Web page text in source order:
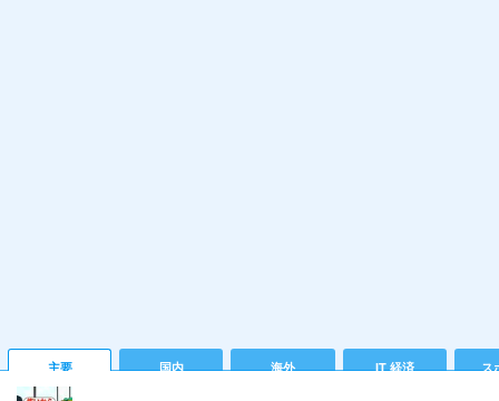
主要 国内 海外 IT 経済 ス